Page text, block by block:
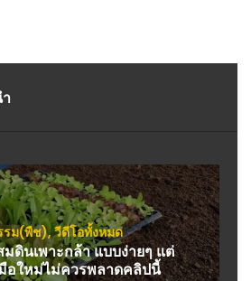
รม(พืช),วีดีโอทั้งหมด
ดินเพาะกล้า แบบง่ายๆ แต่
อใหม่ไม่ควรพลาดคลิปนี้